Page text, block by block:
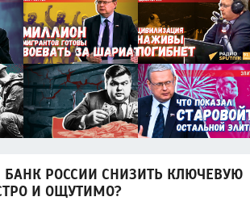
РОССИИ СНИЗИТЬ КЛЮЧЕВУЮ
И ОЩУТИМО?